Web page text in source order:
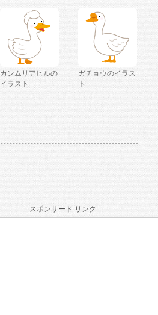
カンムリアヒルの
イラスト
ガチョウのイラス
ト
スポンサード リンク